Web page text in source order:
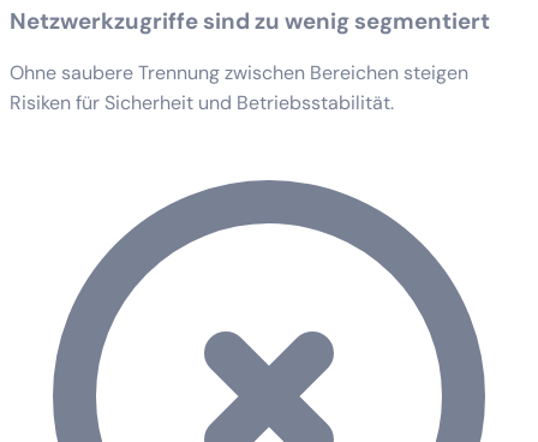
Netzwerkzugriffe sind zu wenig segmentiert
Ohne saubere Trennung zwischen Bereichen steigen
Risiken für Sicherheit und Betriebsstabilität.